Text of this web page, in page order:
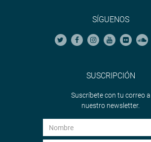
SÍGUENOS
SUSCRIPCIÓN
Suscríbete con tu correo a
nuestro newsletter.